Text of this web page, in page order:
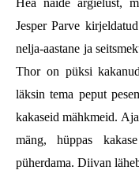
Hea näide argielust,
Jesper Parve
nelja-aastane ja
Thor on püksi
läksin tema peput
kakaseid mähkmeid.
mäng, hüppas
püherdama. Diivan